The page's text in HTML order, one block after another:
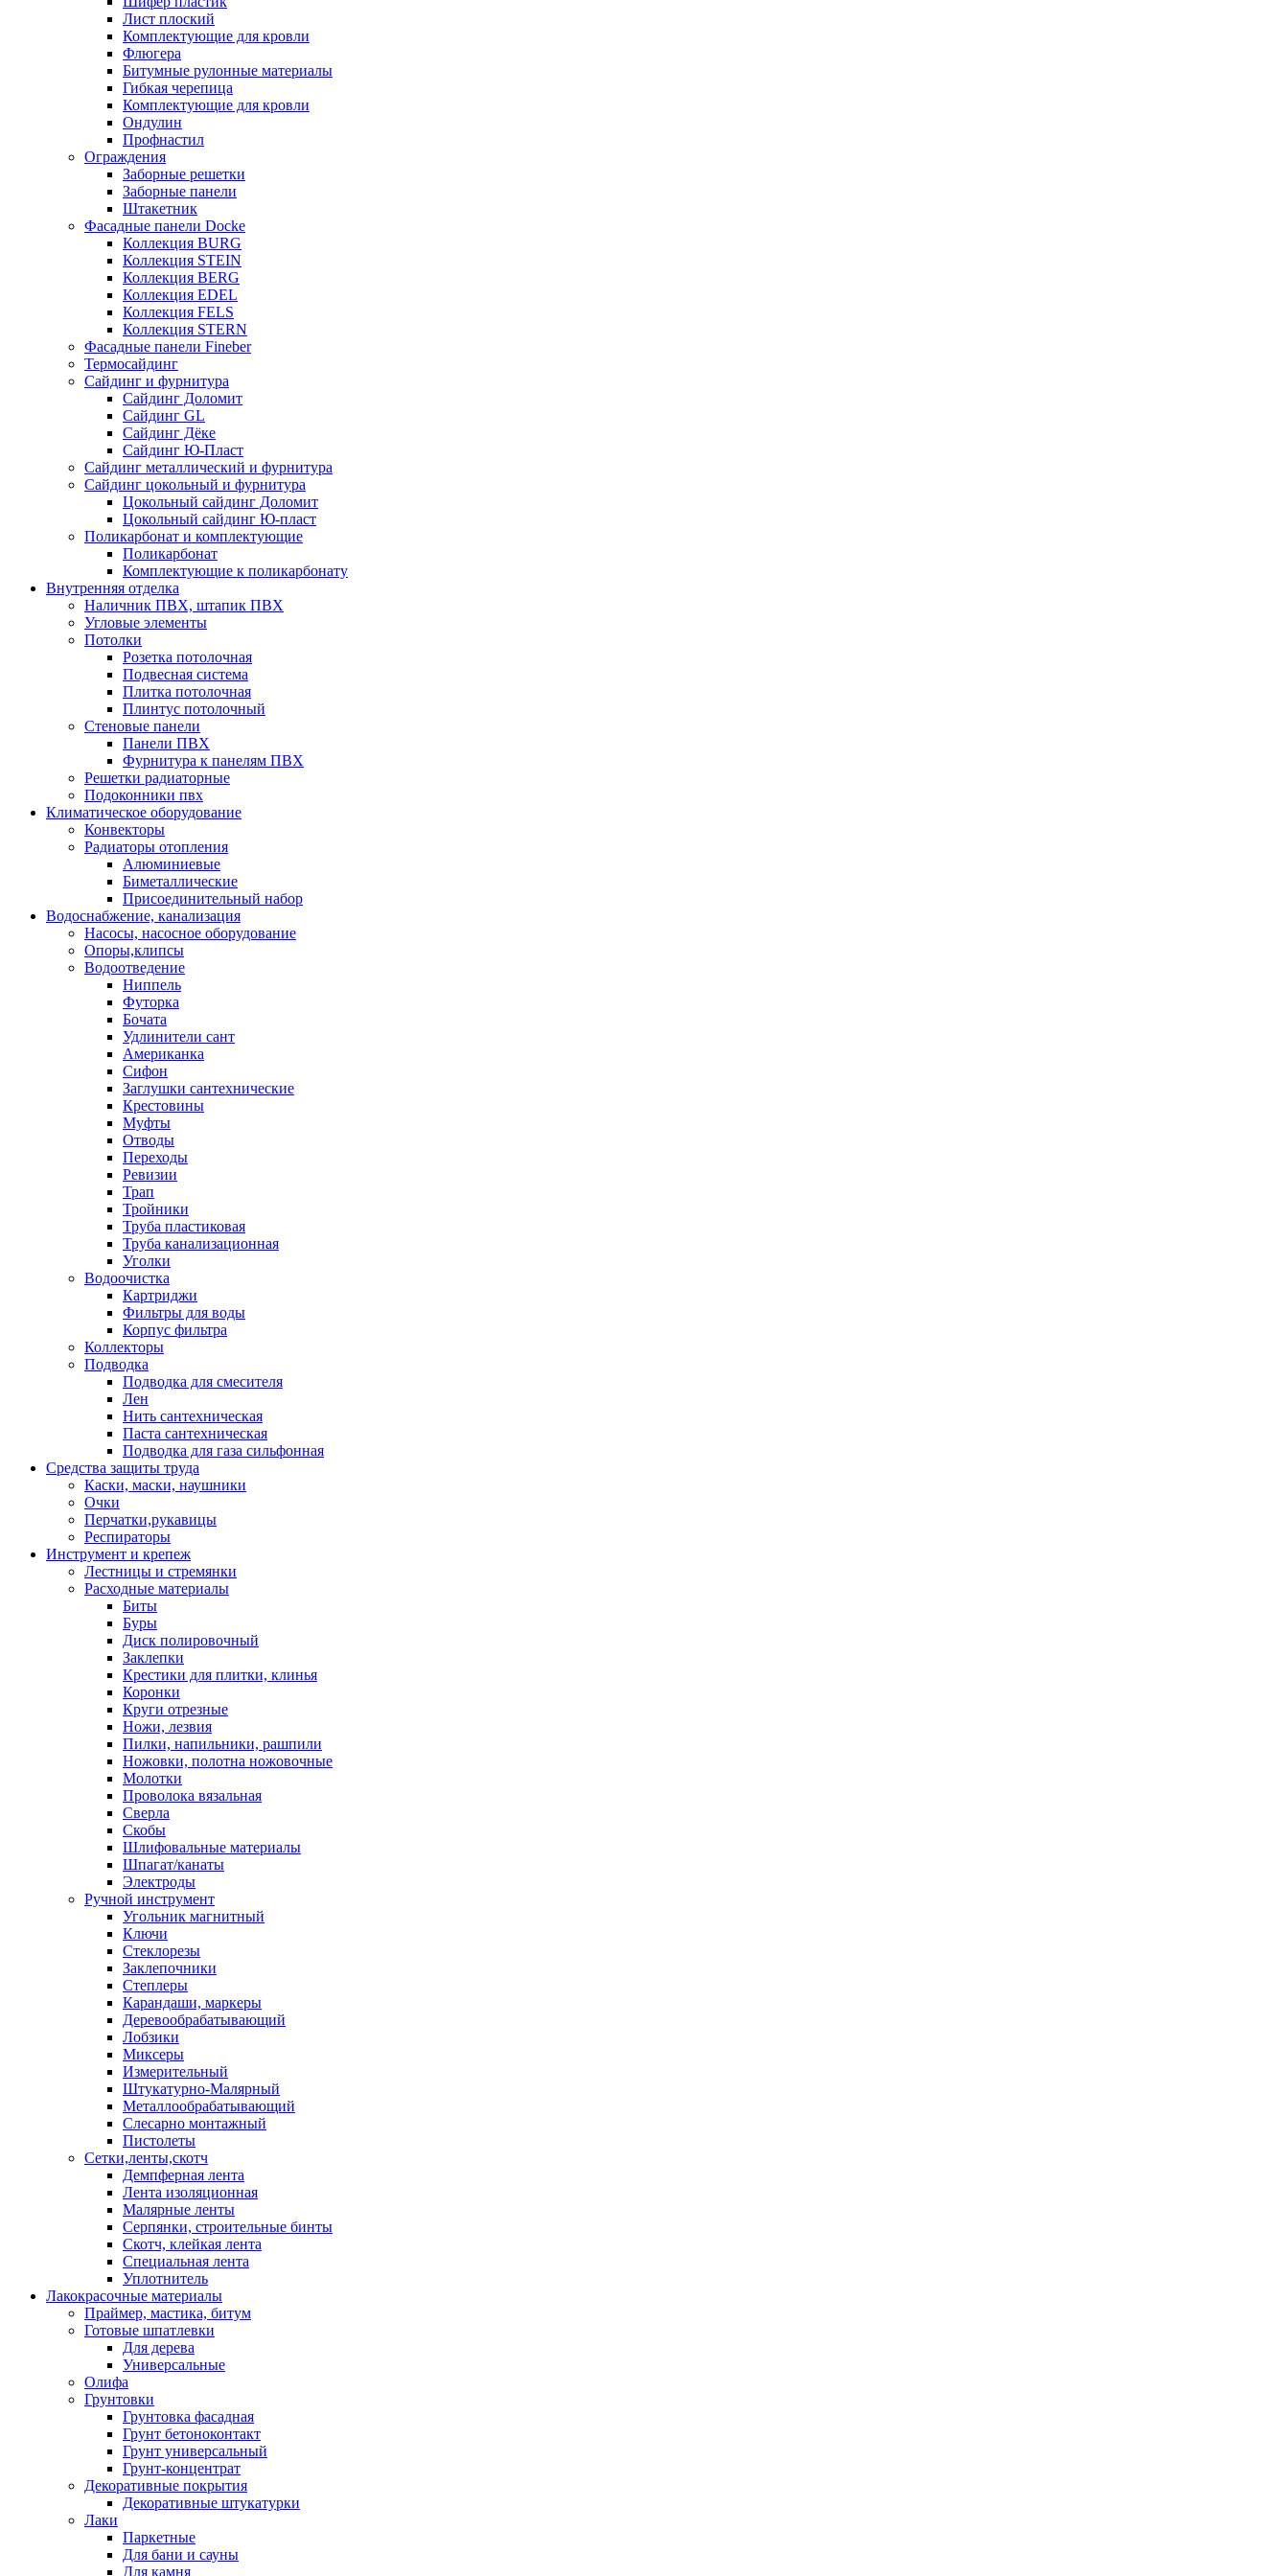
Лист плоский
Комплектующие для кровли
Флюгера
Битумные рулонные материалы
Гибкая черепица
Комплектующие для кровли
Ондулин
Профнастил
Ограждения
Заборные решетки
Заборные панели
Штакетник
Фасадные панели Docke
Коллекция BURG
Коллекция STEIN
Коллекция BERG
Коллекция EDEL
Коллекция FELS
Коллекция STERN
Фасадные панели Fineber
Термосайдинг
Сайдинг и фурнитура
Сайдинг Доломит
Сайдинг GL
Сайдинг Дёке
Сайдинг Ю-Пласт
Сайдинг металлический и фурнитура
Сайдинг цокольный и фурнитура
Цокольный сайдинг Доломит
Цокольный сайдинг Ю-пласт
Поликарбонат и комплектующие
Поликарбонат
Комплектующие к поликарбонату
Внутренняя отделка
Наличник ПВХ, штапик ПВХ
Угловые элементы
Потолки
Розетка потолочная
Подвесная система
Плитка потолочная
Плинтус потолочный
Стеновые панели
Панели ПВХ
Фурнитура к панелям ПВХ
Решетки радиаторные
Подоконники пвх
Климатическое оборудование
Конвекторы
Радиаторы отопления
Алюминиевые
Биметаллические
Присоединительный набор
Водоснабжение, канализация
Насосы, насосное оборудование
Опоры,клипсы
Водоотведение
Ниппель
Футорка
Бочата
Удлинители сант
Американка
Сифон
Заглушки сантехнические
Крестовины
Муфты
Отводы
Переходы
Ревизии
Трап
Тройники
Труба пластиковая
Труба канализационная
Уголки
Водоочистка
Картриджи
Фильтры для воды
Корпус фильтра
Коллекторы
Подводка
Подводка для смесителя
Лен
Нить сантехническая
Паста сантехническая
Подводка для газа сильфонная
Средства защиты труда
Каски, маски, наушники
Очки
Перчатки,рукавицы
Респираторы
Инструмент и крепеж
Лестницы и стремянки
Расходные материалы
Биты
Буры
Диск полировочный
Заклепки
Крестики для плитки, клинья
Коронки
Круги отрезные
Ножи, лезвия
Пилки, напильники, рашпили
Ножовки, полотна ножовочные
Молотки
Проволока вязальная
Сверла
Скобы
Шлифовальные материалы
Шпагат/канаты
Электроды
Ручной инструмент
Угольник магнитный
Ключи
Стеклорезы
Заклепочники
Степлеры
Карандаши, маркеры
Деревообрабатывающий
Лобзики
Миксеры
Измерительный
Штукатурно-Малярный
Металлообрабатывающий
Слесарно монтажный
Пистолеты
Сетки,ленты,скотч
Демпферная лента
Лента изоляционная
Малярные ленты
Серпянки, строительные бинты
Скотч, клейкая лента
Специальная лента
Уплотнитель
Лакокрасочные материалы
Праймер, мастика, битум
Готовые шпатлевки
Для дерева
Универсальные
Олифа
Грунтовки
Грунтовка фасадная
Грунт бетоноконтакт
Грунт универсальный
Грунт-концентрат
Декоративные покрытия
Декоративные штукатурки
Лаки
Паркетные
Для бани и сауны
Для камня